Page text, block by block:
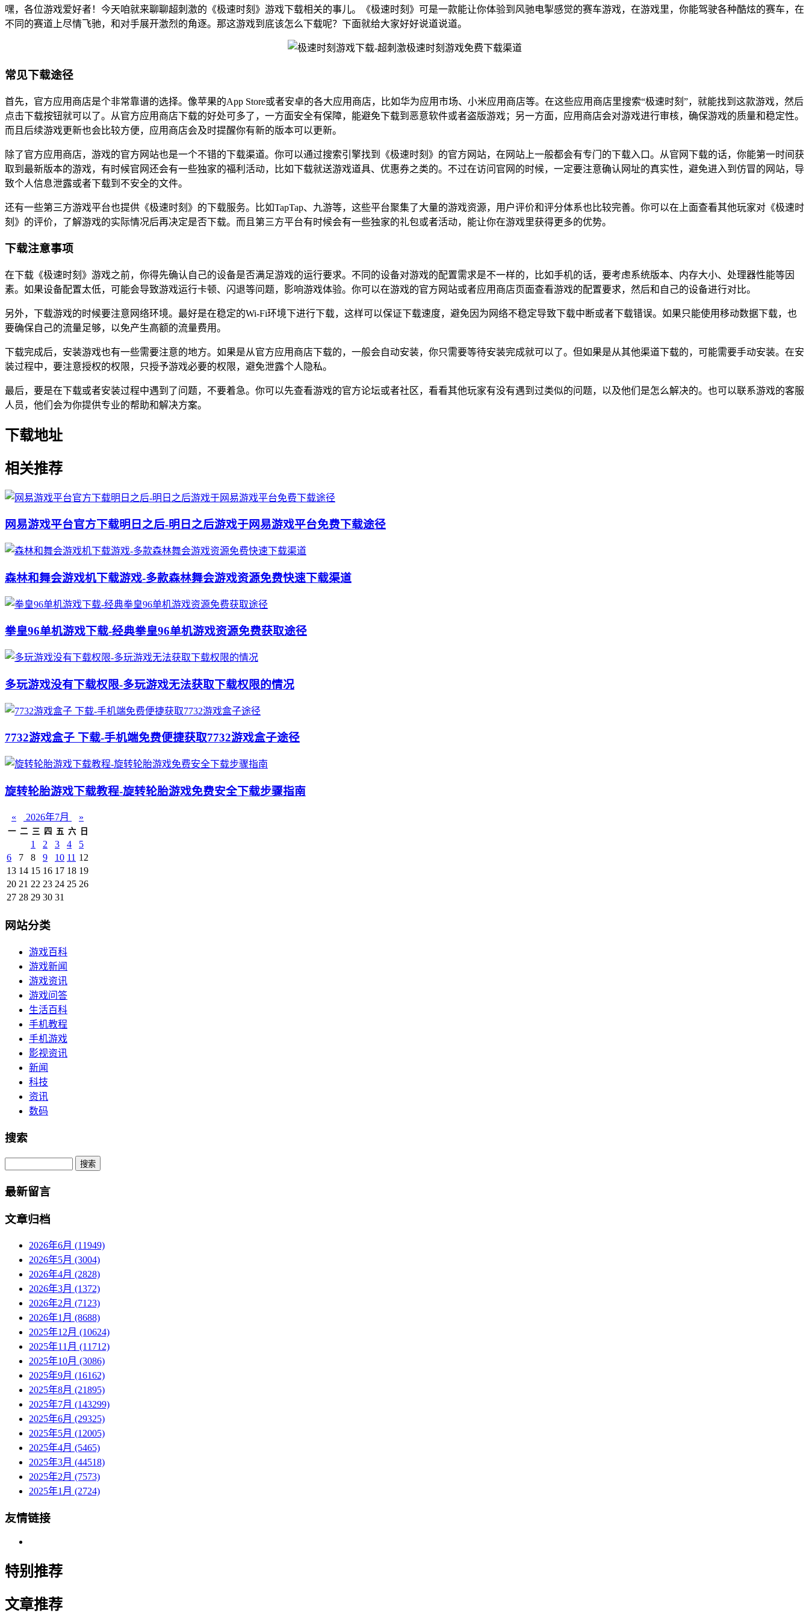
嘿，各位游戏爱好者！今天咱就来聊聊超刺激的《极速时刻》游戏下载相关的事儿。《极速时刻》可是一款能让你体验到风驰电掣感觉的赛车游戏，在游戏里，你能驾驶各种酷炫的赛车，在
不同的赛道上尽情飞驰，和对手展开激烈的角逐。那这游戏到底该怎么下载呢？下面就给大家好好说道说道。
常见下载途径
首先，官方应用商店是个非常靠谱的选择。像苹果的App Store或者安卓的各大应用商店，比如华为应用市场、小米应用商店等。在这些应用商店里搜索“极速时刻”，就能找到这款游戏，然后
点击下载按钮就可以了。从官方应用商店下载的好处可多了，一方面安全有保障，能避免下载到恶意软件或者盗版游戏；另一方面，应用商店会对游戏进行审核，确保游戏的质量和稳定性。
而且后续游戏更新也会比较方便，应用商店会及时提醒你有新的版本可以更新。
除了官方应用商店，游戏的官方网站也是一个不错的下载渠道。你可以通过搜索引擎找到《极速时刻》的官方网站，在网站上一般都会有专门的下载入口。从官网下载的话，你能第一时间获
取到最新版本的游戏，有时候官网还会有一些独家的福利活动，比如下载就送游戏道具、优惠券之类的。不过在访问官网的时候，一定要注意确认网址的真实性，避免进入到仿冒的网站，导
致个人信息泄露或者下载到不安全的文件。
还有一些第三方游戏平台也提供《极速时刻》的下载服务。比如TapTap、九游等，这些平台聚集了大量的游戏资源，用户评价和评分体系也比较完善。你可以在上面查看其他玩家对《极速时
刻》的评价，了解游戏的实际情况后再决定是否下载。而且第三方平台有时候会有一些独家的礼包或者活动，能让你在游戏里获得更多的优势。
下载注意事项
在下载《极速时刻》游戏之前，你得先确认自己的设备是否满足游戏的运行要求。不同的设备对游戏的配置需求是不一样的，比如手机的话，要考虑系统版本、内存大小、处理器性能等因
素。如果设备配置太低，可能会导致游戏运行卡顿、闪退等问题，影响游戏体验。你可以在游戏的官方网站或者应用商店页面查看游戏的配置要求，然后和自己的设备进行对比。
另外，下载游戏的时候要注意网络环境。最好是在稳定的Wi-Fi环境下进行下载，这样可以保证下载速度，避免因为网络不稳定导致下载中断或者下载错误。如果只能使用移动数据下载，也
要确保自己的流量足够，以免产生高额的流量费用。
下载完成后，安装游戏也有一些需要注意的地方。如果是从官方应用商店下载的，一般会自动安装，你只需要等待安装完成就可以了。但如果是从其他渠道下载的，可能需要手动安装。在安
装过程中，要注意授权的权限，只授予游戏必要的权限，避免泄露个人隐私。
最后，要是在下载或者安装过程中遇到了问题，不要着急。你可以先查看游戏的官方论坛或者社区，看看其他玩家有没有遇到过类似的问题，以及他们是怎么解决的。也可以联系游戏的客服
人员，他们会为你提供专业的帮助和解决方案。
下载地址
相关推荐
网易游戏平台官方下载明日之后-明日之后游戏于网易游戏平台免费下载途径
森林和舞会游戏机下载游戏-多款森林舞会游戏资源免费快速下载渠道
拳皇96单机游戏下载-经典拳皇96单机游戏资源免费获取途径
多玩游戏没有下载权限-多玩游戏无法获取下载权限的情况
7732游戏盒子 下载-手机端免费便捷获取7732游戏盒子途径
旋转轮胎游戏下载教程-旋转轮胎游戏免费安全下载步骤指南
« 2026年7月 »
一 二 三 四 五 六 日
1 2 3 4
5
6
7 8 9 10 11 12
13 14 15 16 17 18 19
20 21 22 23 24 25 26
27 28 29 30 31
网站分类
游戏百科
游戏新闻
游戏资讯
游戏问答
生活百科
手机教程
手机游戏
影视资讯
新闻
科技
资讯
数码
搜索
Search
最新留言
文章归档
2026年6月 (11949)
2026年5月 (3004)
2026年4月 (2828)
2026年3月 (1372)
2026年2月 (7123)
2026年1月 (8688)
2025年12月 (10624)
2025年11月 (11712)
2025年10月 (3086)
2025年9月 (16162)
2025年8月 (21895)
2025年7月 (143299)
2025年6月 (29325)
2025年5月 (12005)
2025年4月 (5465)
2025年3月 (44518)
2025年2月 (7573)
2025年1月 (2724)
友情链接
特别推荐
文章推荐